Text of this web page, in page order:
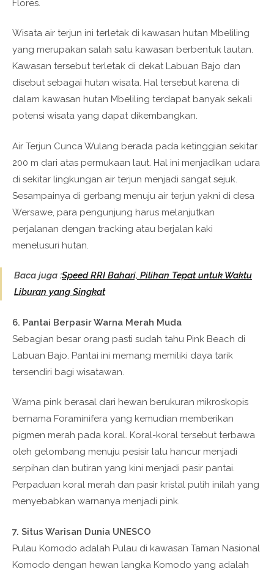
Flores.
Wisata air terjun ini terletak di kawasan hutan Mbeliling
yang merupakan salah satu kawasan berbentuk lautan.
Kawasan tersebut terletak di dekat Labuan Bajo dan
disebut sebagai hutan wisata. Hal tersebut karena di
dalam kawasan hutan Mbeliling terdapat banyak sekali
potensi wisata yang dapat dikembangkan.
Air Terjun Cunca Wulang berada pada ketinggian sekitar
200 m dari atas permukaan laut. Hal ini menjadikan udara
di sekitar lingkungan air terjun menjadi sangat sejuk.
Sesampainya di gerbang menuju air terjun yakni di desa
Wersawe, para pengunjung harus melanjutkan
perjalanan dengan tracking atau berjalan kaki
menelusuri hutan.
Baca juga :Speed RRI Bahari, Pilihan Tepat untuk Waktu
Liburan yang Singkat
6. Pantai Berpasir Warna Merah Muda
Sebagian besar orang pasti sudah tahu Pink Beach di
Labuan Bajo. Pantai ini memang memiliki daya tarik
tersendiri bagi wisatawan.
Warna pink berasal dari hewan berukuran mikroskopis
bernama Foraminifera yang kemudian memberikan
pigmen merah pada koral. Koral-koral tersebut terbawa
oleh gelombang menuju pesisir lalu hancur menjadi
serpihan dan butiran yang kini menjadi pasir pantai.
Perpaduan koral merah dan pasir kristal putih inilah yang
menyebabkan warnanya menjadi pink.
7. Situs Warisan Dunia UNESCO
Pulau Komodo adalah Pulau di kawasan Taman Nasional
Komodo dengan hewan langka Komodo yang adalah